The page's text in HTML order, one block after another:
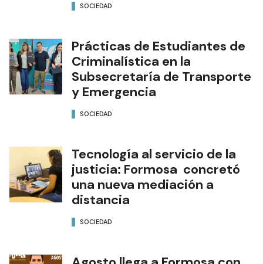
SOCIEDAD
Prácticas de Estudiantes de
Criminalística en la
Subsecretaría de Transporte
y Emergencia
SOCIEDAD
Tecnología al servicio de la
justicia: Formosa concretó
una nueva mediación a
distancia
SOCIEDAD